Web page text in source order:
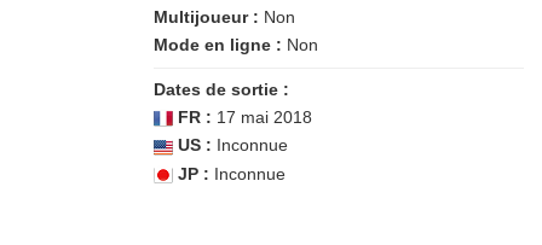
Multijoueur : Non
Mode en ligne : Non
Dates de sortie :
FR : 17 mai 2018
US : Inconnue
JP : Inconnue